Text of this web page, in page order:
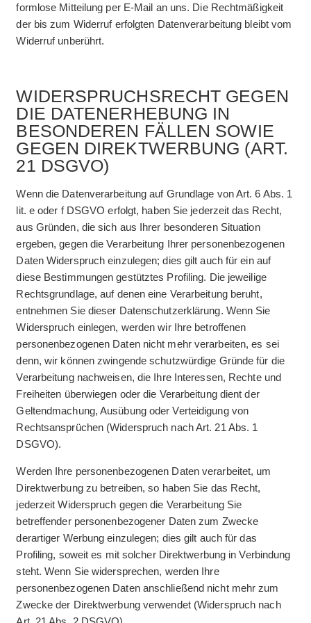
formlose Mitteilung per E-Mail an uns. Die Rechtmäßigkeit
der bis zum Widerruf erfolgten Datenverarbeitung bleibt vom
Widerruf unberührt.
WIDERSPRUCH­SRECHT GEGEN
DIE DATENERHEBUNG IN
BESONDEREN FÄLLEN SOWIE
GEGEN DIREKTWERBUNG (ART.
21 DSGVO)
Wenn die Datenverarbeitung auf Grundlage von Art. 6 Abs. 1
lit. e oder f DSGVO erfolgt, haben Sie jederzeit das Recht,
aus Gründen, die sich aus Ihrer besonderen Situation
ergeben, gegen die Verarbeitung Ihrer personenbezogenen
Daten Widerspruch einzulegen; dies gilt auch für ein auf
diese Bestimmungen gestütztes Profiling. Die jeweilige
Rechtsgrundlage, auf denen eine Verarbeitung beruht,
entnehmen Sie dieser Datenschutzerklärung. Wenn Sie
Widerspruch einlegen, werden wir Ihre betroffenen
personenbezogenen Daten nicht mehr verarbeiten, es sei
denn, wir können zwingende schutzwürdige Gründe für die
Verarbeitung nachweisen, die Ihre Interessen, Rechte und
Freiheiten überwiegen oder die Verarbeitung dient der
Geltendmachung, Ausübung oder Verteidigung von
Rechtsansprüchen (Widerspruch nach Art. 21 Abs. 1
DSGVO).
Werden Ihre personenbezogenen Daten verarbeitet, um
Direktwerbung zu betreiben, so haben Sie das Recht,
jederzeit Widerspruch gegen die Verarbeitung Sie
betreffender personenbezogener Daten zum Zwecke
derartiger Werbung einzulegen; dies gilt auch für das
Profiling, soweit es mit solcher Direktwerbung in Verbindung
steht. Wenn Sie widersprechen, werden Ihre
personenbezogenen Daten anschließend nicht mehr zum
Zwecke der Direktwerbung verwendet (Widerspruch nach